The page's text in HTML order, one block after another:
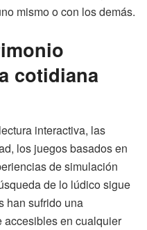
mismo o con los demás.
cotidiana
interactiva, las
los juegos basados ​​en
de simulación
de lo lúdico sigue
han sufrido una
en cualquier